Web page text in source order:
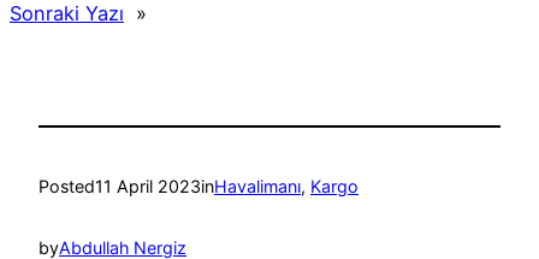
Sonraki Yazı »
Posted11 April 2023inHavalimanı, Kargo
byAbdullah Nergiz